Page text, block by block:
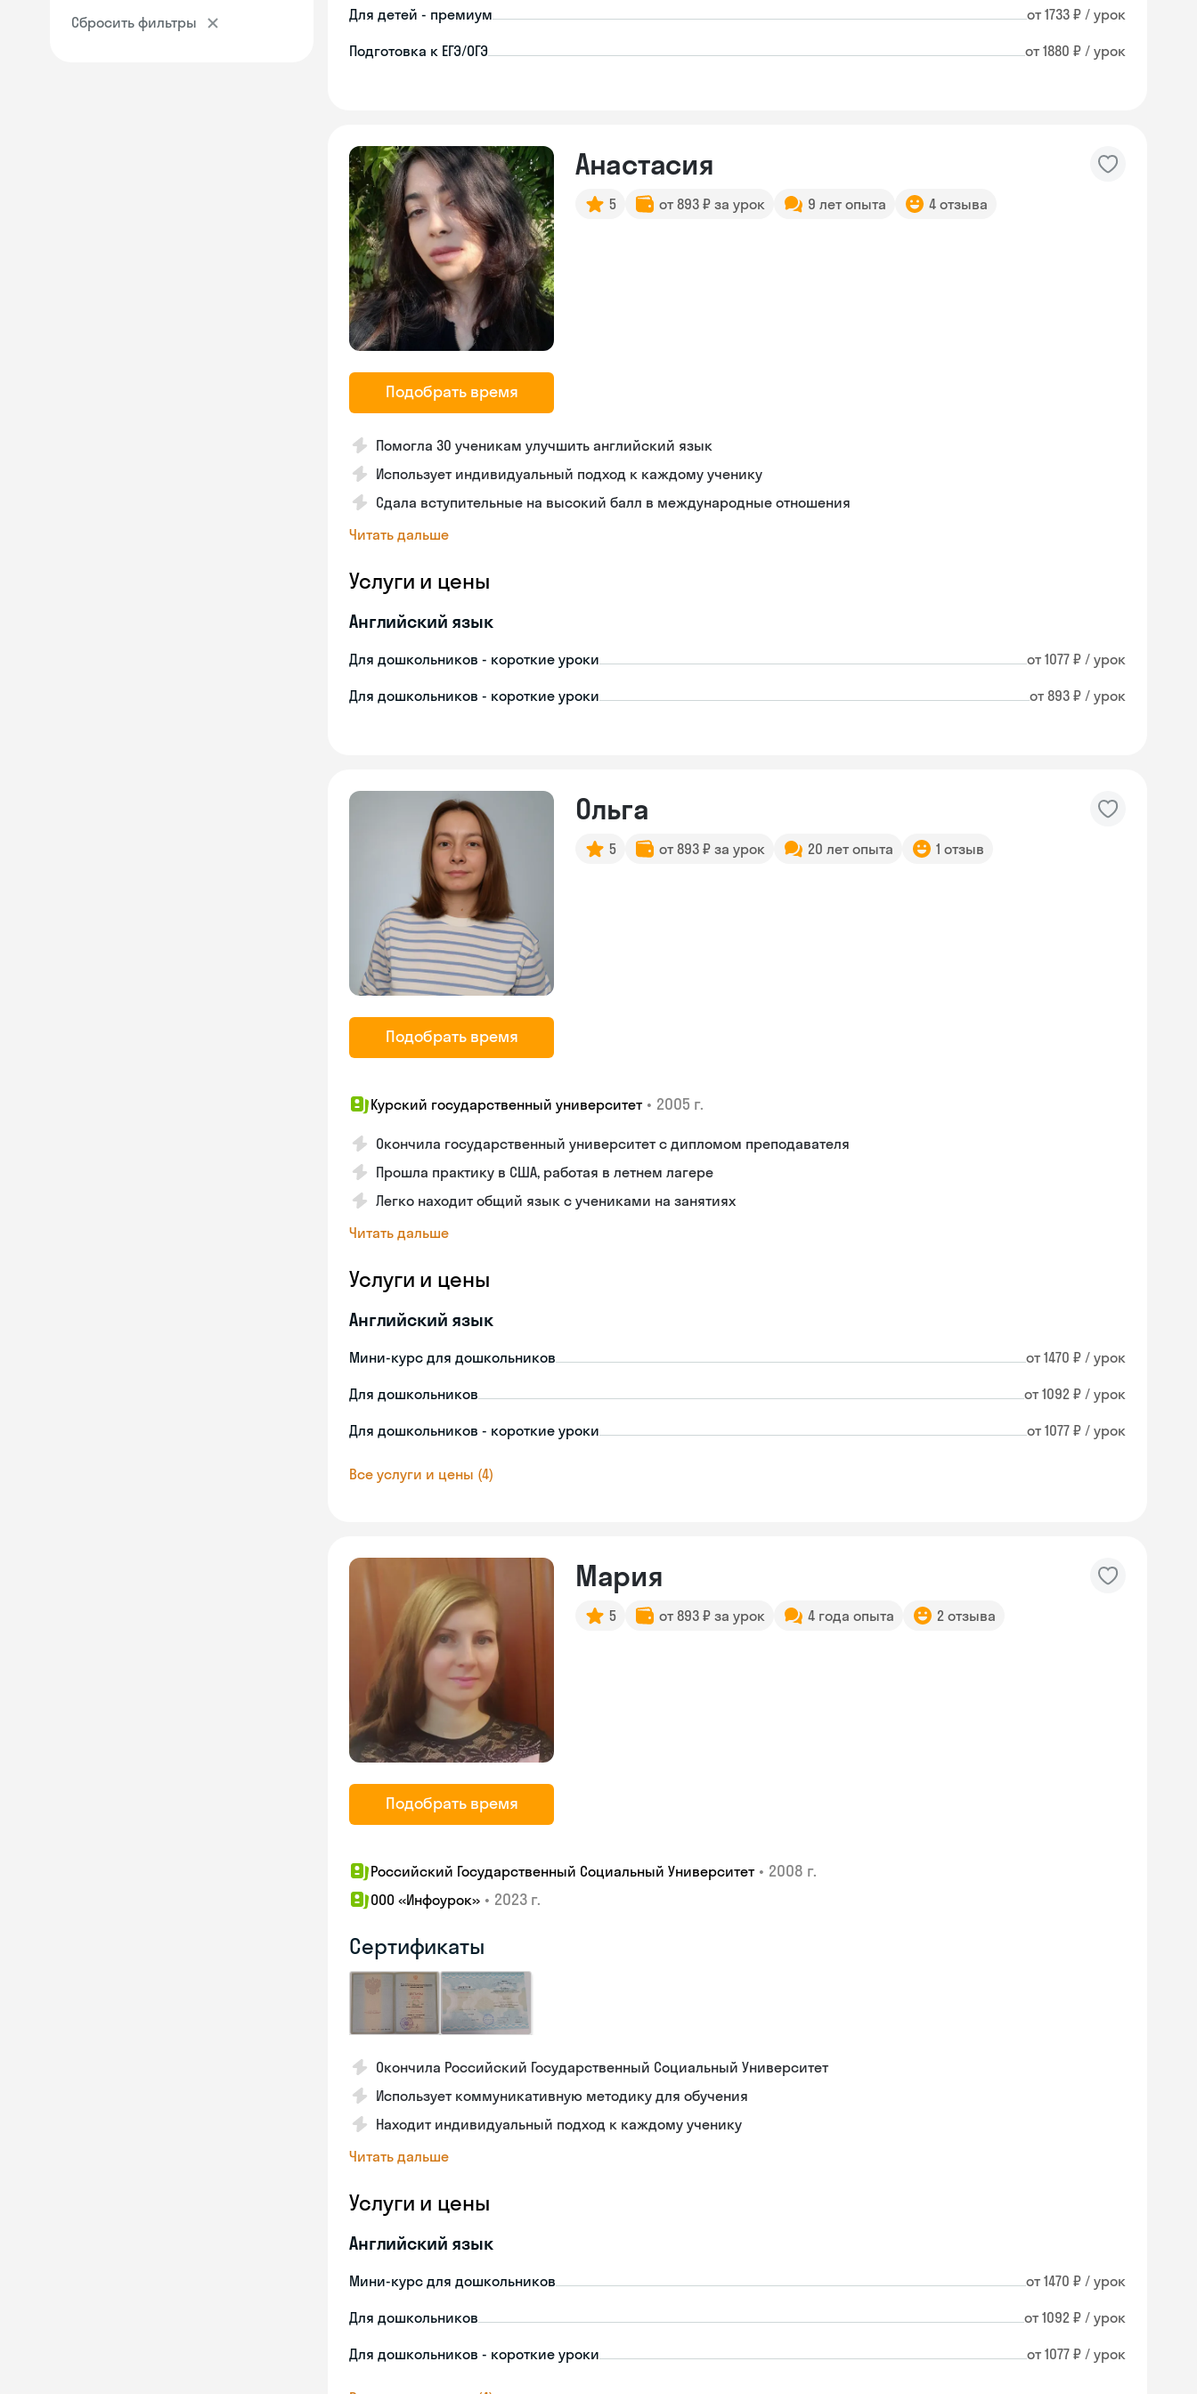
Сбросить фильтры Для детей - премиум от 1733 ₽ / урок
Подготовка к ЕГЭ/ОГЭ от 1880 ₽ / урок
Подобрать время
Анастасия
5 от 893 ₽ за урок 9 лет опыта 4 отзыва
Помогла 30 ученикам улучшить английский язык
Использует индивидуальный подход к каждому ученику
Сдала вступительные на высокий балл в международные отношения
Читать дальше
Услуги и цены
Английский язык
Для дошкольников - короткие уроки от 1077 ₽ / урок
Для дошкольников - короткие уроки от 893 ₽ / урок
Подобрать время
Ольга
5 от 893 ₽ за урок 20 лет опыта 1 отзыв
Курский государственный университет • 2005 г.
Окончила государственный университет с дипломом преподавателя
Прошла практику в США, работая в летнем лагере
Легко находит общий язык с учениками на занятиях
Читать дальше
Услуги и цены
Английский язык
Мини-курс для дошкольников от 1470 ₽ / урок
Для дошкольников от 1092 ₽ / урок
Для дошкольников - короткие уроки от 1077 ₽ / урок
Все услуги и цены (4)
Подобрать время
Мария
5 от 893 ₽ за урок 4 года опыта 2 отзыва
Российский Государственный Социальный Университет • 2008 г.
ООО «Инфоурок» • 2023 г.
Сертификаты
Окончила Российский Государственный Социальный Университет
Использует коммуникативную методику для обучения
Находит индивидуальный подход к каждому ученику
Читать дальше
Услуги и цены
Английский язык
Мини-курс для дошкольников от 1470 ₽ / урок
Для дошкольников от 1092 ₽ / урок
Для дошкольников - короткие уроки от 1077 ₽ / урок